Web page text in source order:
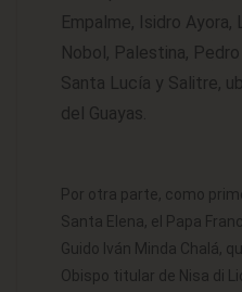
Empalme, Isidro
Nobol, Palestina,
Santa Lucía y Salitre,
del Guayas.
Por otra parte, como
Santa Elena, el Papa
Guido Iván Minda Chalá,
Obispo titular de Nisa di